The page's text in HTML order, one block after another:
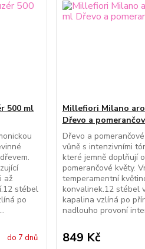
500 ml
až
stébel
po
do 7 dnů
Millefiori Milano
Dřevo a
Dřevo a
vůně s intenzivními
které jemně doplňují
pomerančové květy.
temperamentní
konvalinek.12 stébel
kapalina vzlíná po
nadlouho provoní
849 Kč